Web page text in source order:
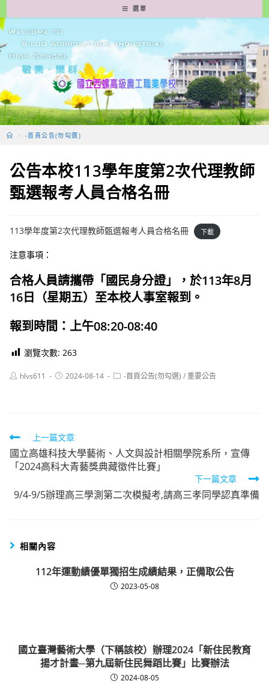
轉
至
要
容
選單
> -首頁公告(勿勾選)
公告本校113學年度第2次代理教師
甄選報考人員合格名冊
113學年度第2次代理教師甄選報考人員合格名冊 下載
注意事項：
合格人員請攜帶「國民身分證」，於113年8月
16日（星期五）至本校人事室報到。
報到時間：上午08:20-08:40
瀏覽次數: 263
Posthlvs611
Post2024-08-14
Post-首頁公告(勿勾選) /重要公告
Read
more
articles
上一篇文章
國立高雄科技大學藝術、人文與設計相關學院系所，宣傳
「2024高科大青藝獎典藏徵件比賽」
下一篇文章
9/4-9/5辦理高三學測第二次模擬考,請高三孝同學認真準備
相關內容
112年運動績優單獨招生成績結果，正備取公告
2023-05-08
國立臺灣藝術大學（下稱該校）辦理2024「新住民教育
揚才計畫─第九屆新住民舞蹈比賽」比賽辦法
2024-08-05